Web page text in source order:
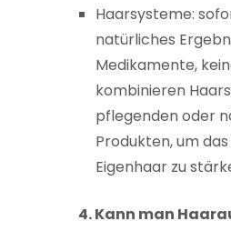
Haarsysteme:
natürliches
Medikamente,
kombinieren
pflegenden oder
Produkten, um
Eigenhaar zu
4. Kann man